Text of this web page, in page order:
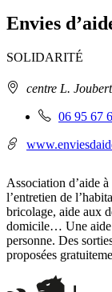
Envies
SOLIDARITÉ
Adressecentre L.
Téléphone
:
06 95 67
Association d’aide
l’entretien de
bricolage, aide aux
domicile… Une aide
personne. Des
proposées